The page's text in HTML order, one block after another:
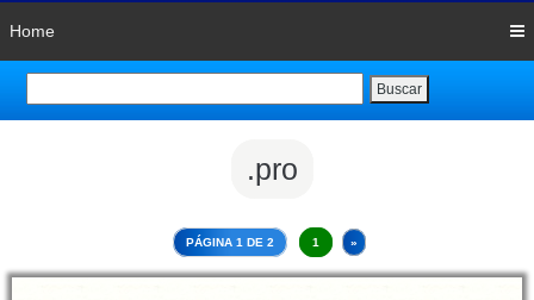
Home
Buscar
.pro
PÁGINA 1 DE 2 1 »